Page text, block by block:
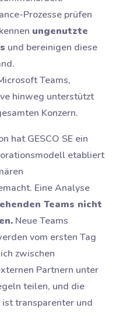
Prozesse prüfen
ungenutzte
und bereinigen diese
Teams,
hinweg unterstützt
Konzern.
hat GESCO SE ein
etabliert
Eine Analyse
Teams nicht
Neue Teams
vom ersten Tag
zwischen
Partnern unter
teilen, und die
transparenter und